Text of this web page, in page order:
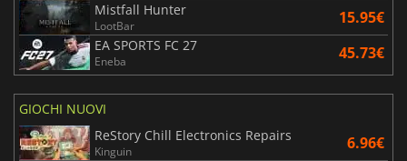
Mistfall Hunter
LootBar 15.95€
EA SPORTS FC 27
Eneba 45.73€
GIOCHI NUOVI
ReStory Chill Electronics Repairs
Kinguin 6.96€